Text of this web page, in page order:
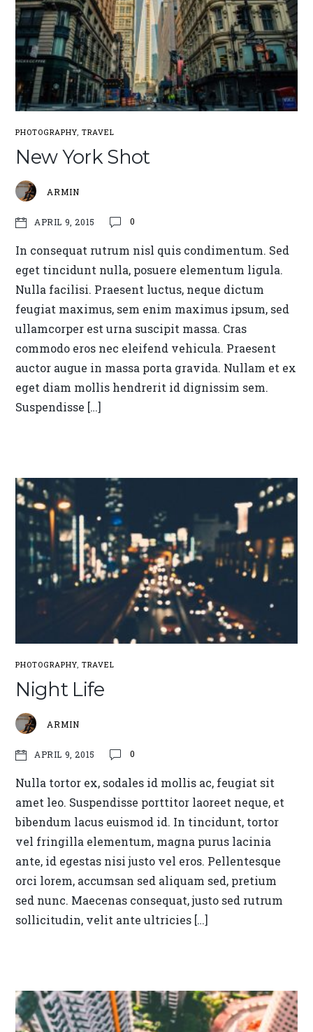
PHOTOGRAPHY, TRAVEL
New York Shot
ARMIN
APRIL 9, 2015 0
In consequat rutrum nisl quis condimentum. Sed
eget tincidunt nulla, posuere elementum ligula.
Nulla facilisi. Praesent luctus, neque dictum
feugiat maximus, sem enim maximus ipsum, sed
ullamcorper est urna suscipit massa. Cras
commodo eros nec eleifend vehicula. Praesent
auctor augue in massa porta gravida. Nullam et ex
eget diam mollis hendrerit id dignissim sem.
Suspendisse […]
PHOTOGRAPHY, TRAVEL
Night Life
ARMIN
APRIL 9, 2015 0
Nulla tortor ex, sodales id mollis ac, feugiat sit
amet leo. Suspendisse porttitor laoreet neque, et
bibendum lacus euismod id. In tincidunt, tortor
vel fringilla elementum, magna purus lacinia
ante, id egestas nisi justo vel eros. Pellentesque
orci lorem, accumsan sed aliquam sed, pretium
sed nunc. Maecenas consequat, justo sed rutrum
sollicitudin, velit ante ultricies […]